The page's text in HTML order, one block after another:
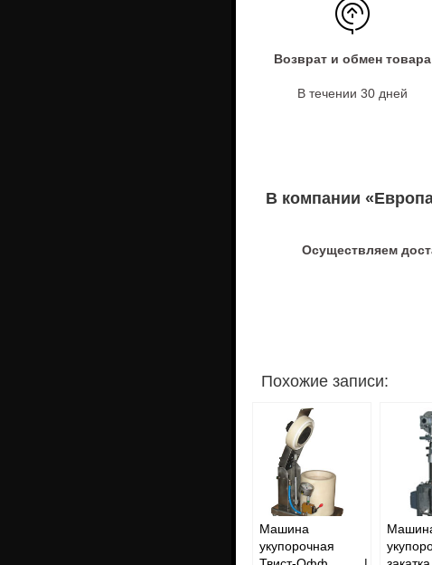
Возврат и обмен товара
В течении 30 дней
В компании
Осуществляем
Похожие записи:
Машина
укупорочная